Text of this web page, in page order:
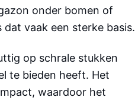
onder bomen of
vaak een sterke basis.
op schrale stukken
te bieden heeft. Het
waardoor het